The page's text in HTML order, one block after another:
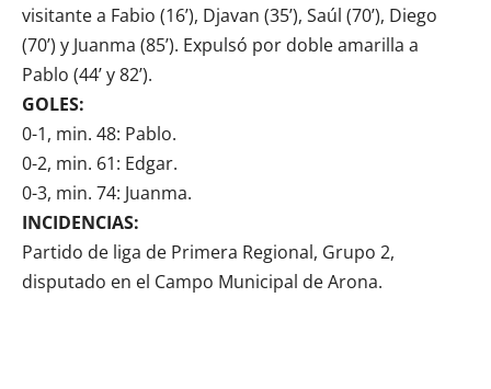
visitante a Fabio (16’), Djavan (35’), Saúl (70’), Diego
(70’) y Juanma (85’). Expulsó por doble amarilla a
Pablo (44’ y 82’).
GOLES:
0-1, min. 48: Pablo.
0-2, min. 61: Edgar.
0-3, min. 74: Juanma.
INCIDENCIAS:
Partido de liga de Primera Regional, Grupo 2,
disputado en el Campo Municipal de Arona.